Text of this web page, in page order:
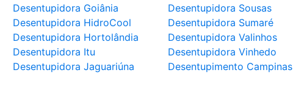
Desentupidora Goiânia
Desentupidora HidroCool
Desentupidora Hortolândia
Desentupidora Itu
Desentupidora Jaguariúna
Desentupidora Sousas
Desentupidora Sumaré
Desentupidora Valinhos
Desentupidora Vinhedo
Desentupimento Campinas